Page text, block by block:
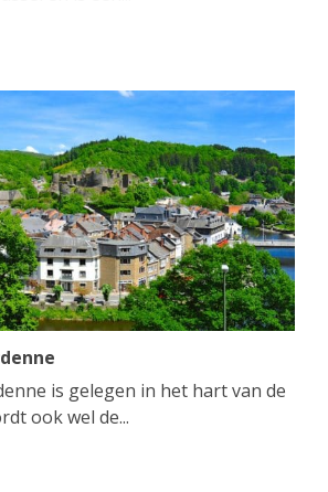
is gelegen in het hart van de
ook wel de...